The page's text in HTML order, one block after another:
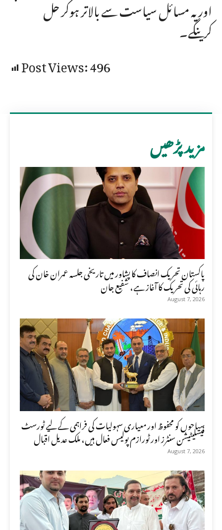
اور یہ مسائل سیاست سے بالاتر ہوکر حل
کرینگے۔
Post Views:496
مزید پڑھیں
پاکستان تحریک انصاف کا پشاور میں تاریخی جلسہ عمران خان کی
رہائی کی تحریک کا آغاز ہے، شفیع جان
August 7, 2026
سیاحوں کو محفوظ اور معیاری سہولیات کی فراہمی کے لیے ٹورسٹ
فیسلیٹیشن سنٹرز اور ٹورازم پولیس فعال ہیں، ملک عدیل اقبال
August 7, 2026